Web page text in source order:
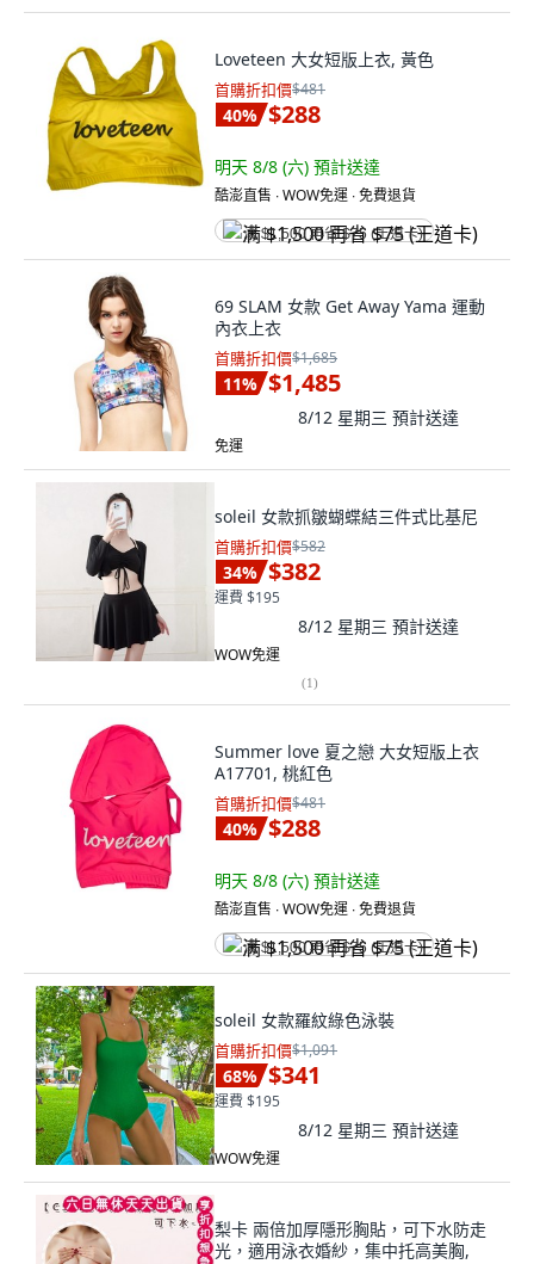
Loveteen 大女短版上衣, 黃色
首購折扣價$481
40% $288
明天 8/8 (六) 預計送達
酷澎直售 ∙ WOW免運 ∙ 免費退貨
满 $1,500 再省 $75 (王道卡)
69 SLAM 女款 Get Away Yama 運動
內衣上衣
首購折扣價$1,685
11% $1,485
8/12 星期三 預計送達
免運
soleil 女款抓皺蝴蝶結三件式比基尼
首購折扣價$582
34% $382
運費 $195
8/12 星期三 預計送達
WOW免運
(1)
Summer love 夏之戀 大女短版上衣
A17701, 桃紅色
首購折扣價$481
40% $288
明天 8/8 (六) 預計送達
酷澎直售 ∙ WOW免運 ∙ 免費退貨
满 $1,500 再省 $75 (王道卡)
soleil 女款羅紋綠色泳裝
首購折扣價$1,091
68% $341
運費 $195
8/12 星期三 預計送達
WOW免運
梨卡 兩倍加厚隱形胸貼，可下水防走
光，適用泳衣婚紗，集中托高美胸,